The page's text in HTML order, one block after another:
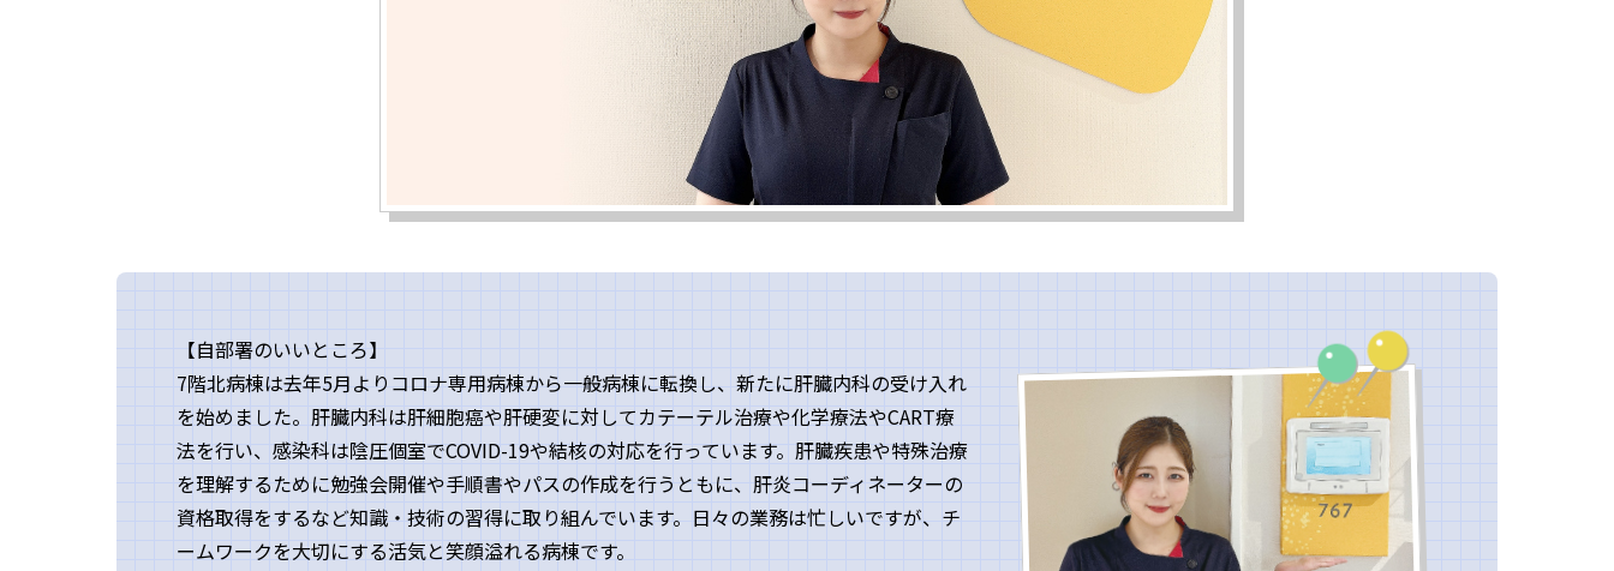
【自部署のいいところ】
7階北病棟は去年5月よりコロナ専用病棟から一般病棟に転換し、新たに肝臓内科の受け入れ
を始めました。肝臓内科は肝細胞癌や肝硬変に対してカテーテル治療や化学療法やCART療
法を行い、感染科は陰圧個室でCOVID-19や結核の対応を行っています。肝臓疾患や特殊治療
を理解するために勉強会開催や手順書やパスの作成を行うともに、肝炎コーディネーターの
資格取得をするなど知識・技術の習得に取り組んでいます。日々の業務は忙しいですが、チ
ームワークを大切にする活気と笑顔溢れる病棟です。